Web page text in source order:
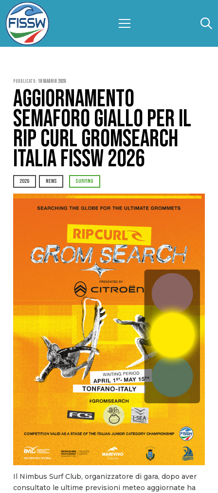
Pubblicato: 10 Maggio 2026
AGGIORNAMENTO
SEMAFORO GIALLO PER IL
RIP CURL GROMSEARCH
ITALIA FISSW 2026
2026 NEWS SURFING
Il Nimbus Surf Club, organizzatore di gara, dopo aver
consultato le ultime previsioni meteo aggiornate ha